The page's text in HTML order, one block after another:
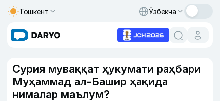
Тошкент Ўзбекча
Сурия муваққат ҳукумати раҳбари
Муҳаммад ал-Башир ҳақида
нималар маълум?